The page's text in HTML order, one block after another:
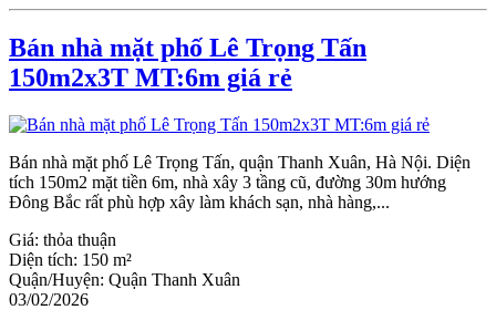
Bán nhà mặt phố Lê Trọng Tấn
150m2x3T MT:6m giá rẻ
Bán nhà mặt phố Lê Trọng Tấn, quận Thanh Xuân, Hà Nội. Diện
tích 150m2 mặt tiền 6m, nhà xây 3 tầng cũ, đường 30m hướng
Đông Bắc rất phù hợp xây làm khách sạn, nhà hàng,...
Giá: thỏa thuận
Diện tích: 150 m²
Quận/Huyện: Quận Thanh Xuân
03/02/2026